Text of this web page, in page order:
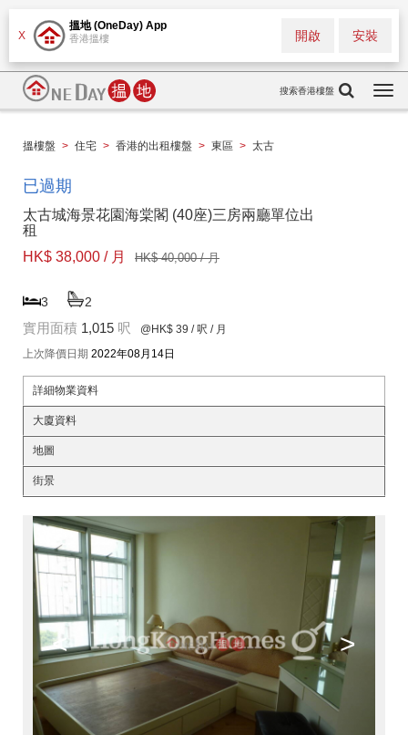
X
搵地 (OneDay) App
香港搵樓 安裝
開啟
搜索香港樓盤
搵樓盤 > 住宅 > 香港的出租樓盤 > 東區 > 太古
已過期
太古城海景花園海棠閣 (40座)三房兩廳單位出
租
HK$ 38,000 / 月
HK$ 40,000 / 月
3 2
實用面積 1,015 呎 @HK$ 39 / 呎 / 月
上次降價日期 2022年08月14日
詳細物業資料
大廈資料
地圖
街景
< >